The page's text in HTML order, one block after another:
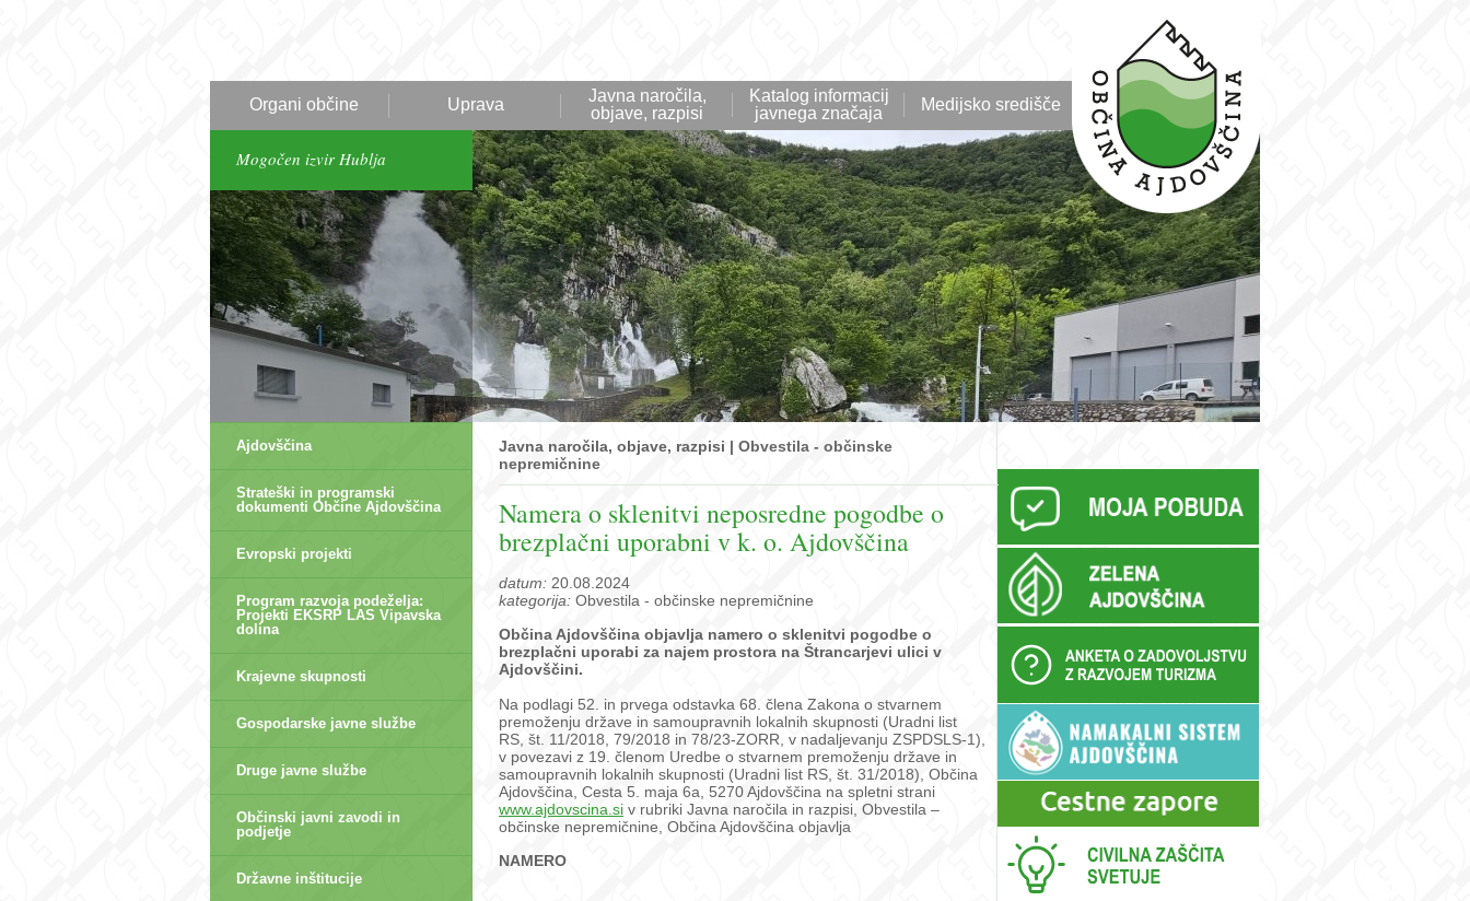
Organi občine Uprava
Javna naročila,
objave, razpisi
Katalog informacij
javnega značaja
Medijsko središče
Mogočen izvir Hublja
Ajdovščina
Strateški in programski
dokumenti Občine Ajdovščina
Evropski projekti
Program razvoja podeželja:
Projekti EKSRP LAS Vipavska
dolina
Krajevne skupnosti
Gospodarske javne službe
Druge javne službe
Občinski javni zavodi in
podjetje
Državne inštitucije
Javna naročila, objave, razpisi | Obvestila - občinske
nepremičnine
Namera o sklenitvi neposredne pogodbe o
brezplačni uporabni v k. o. Ajdovščina
datum: 20.08.2024
kategorija: Obvestila - občinske nepremičnine
Občina Ajdovščina objavlja namero o sklenitvi pogodbe o
brezplačni uporabi za najem prostora na Štrancarjevi ulici v
Ajdovščini.
Na podlagi 52. in prvega odstavka 68. člena Zakona o stvarnem
premoženju države in samoupravnih lokalnih skupnosti (Uradni list
RS, št. 11/2018, 79/2018 in 78/23-ZORR, v nadaljevanju ZSPDSLS-1),
v povezavi z 19. členom Uredbe o stvarnem premoženju države in
samoupravnih lokalnih skupnosti (Uradni list RS, št. 31/2018), Občina
Ajdovščina, Cesta 5. maja 6a, 5270 Ajdovščina na spletni strani
www.ajdovscina.si v rubriki Javna naročila in razpisi, Obvestila –
občinske nepremičnine, Občina Ajdovščina objavlja
NAMERO